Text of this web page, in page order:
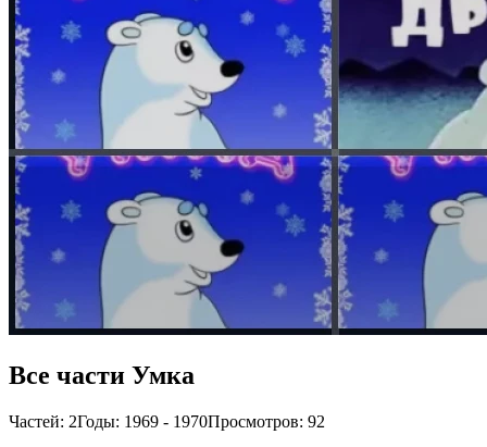
Все части Умка
Частей: 2Годы: 1969 - 1970Просмотров: 92